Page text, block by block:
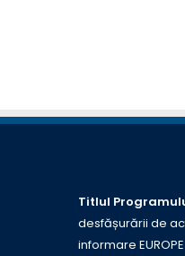
Titlul
desfășurării de
informare